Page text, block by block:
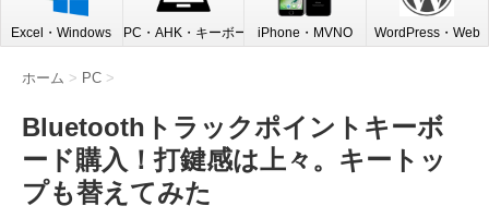
Excel・Windows PC・AHK・キーボードiPhone・MVNO WordPress・Web
ホーム > PC >
Bluetoothトラックポイントキーボ
ード購入！打鍵感は上々。キートッ
プも替えてみた